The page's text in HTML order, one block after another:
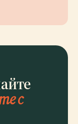
с